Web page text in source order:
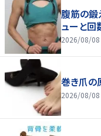
腹筋の鍛
ューと回
2026/08/08
巻き爪の
2026/08/08